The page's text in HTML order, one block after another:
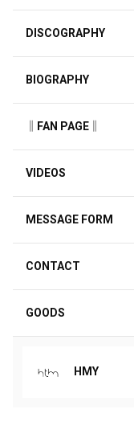
DISCOGRAPHY
BIOGRAPHY
‖FAN PAGE‖
VIDEOS
MESSAGE FORM
CONTACT
GOODS
HMY